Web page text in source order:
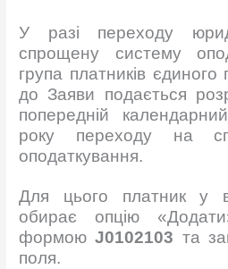
У разі переходу
спрощену систему
група платників єдиного
до Заяви подається
попереднiй
року переходу на
оподаткування.
Для цього платник у
обирає опцію
формоюJ0102103 та
поля.